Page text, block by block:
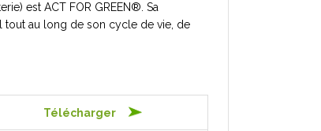
est ACT FOR GREEN®. Sa
tout au long de son cycle de vie, de
Télécharger